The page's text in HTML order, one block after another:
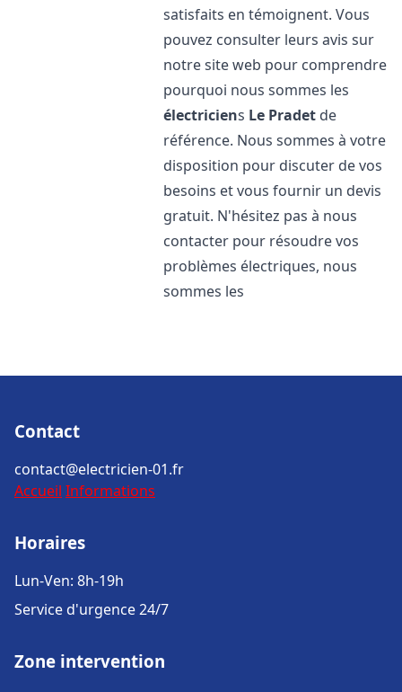
satisfaits en témoignent. Vous
pouvez consulter leurs avis sur
notre site web pour comprendre
pourquoi nous sommes les
électriciens Le Pradet de
référence. Nous sommes à votre
disposition pour discuter de vos
besoins et vous fournir un devis
gratuit. N'hésitez pas à nous
contacter pour résoudre vos
problèmes électriques, nous
sommes les
Contact
contact@electricien-01.fr
Accueil Informations
Horaires
Lun-Ven: 8h-19h
Service d'urgence 24/7
Zone intervention